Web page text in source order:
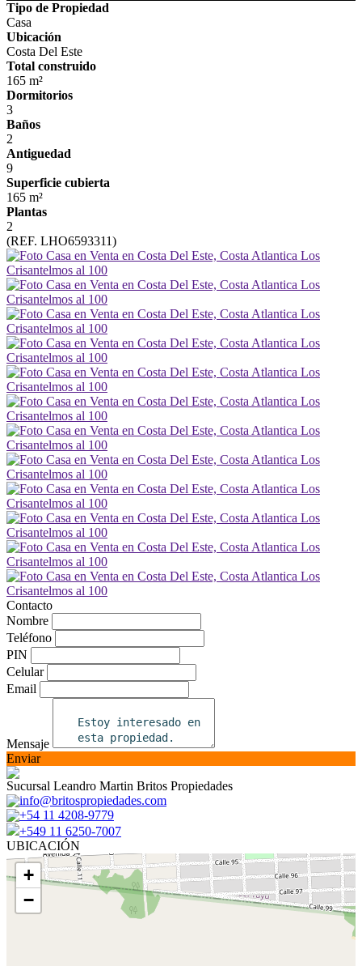
Tipo de Propiedad
Casa
Ubicación
Costa Del Este
Total construido
165 m²
Dormitorios
3
Baños
2
Antiguedad
9
Superficie cubierta
165 m²
Plantas
2
(REF. LHO6593311)
Contacto
Nombre
Teléfono
PIN
Celular
Email
Mensaje
Enviar
Sucursal Leandro Martin Britos Propiedades
info@britospropiedades.com
+54 11 4208-9779
+549 11 6250-7007
UBICACIÓN
+
−